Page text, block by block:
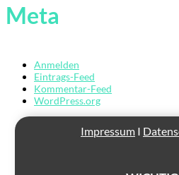
Reisen
Literarisches
Login/
Meta
Anmelden
Eintrags-Feed
Kommentar-Feed
WordPress.org
Impressum I